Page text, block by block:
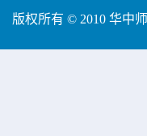
版权所有 © 2010 华中